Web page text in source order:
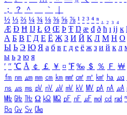
；
？ ＾ ｀
½ ⅓ ⅔ ¼ ¾ ⅛ ⅜ ⅝ ⅞ ¹ ² ³ ⁴ ⁿ ₁ ₂ ₃ ₄
Æ Ð Ħ Ĳ Ł Ø Œ Þ Ŧ Ŋ æ đ ð ħ ı ĳ ĸ
А Б В Г Д Е Ё Ж З И Й К Л М Н О
Ы Ь Э Ю Я а б в г д е ё ж з и й к л
ы ь э ю я
′ ″ ℃ Å ￠ ￡ ￥ ¤ ℉ ‰ ＄ ％ Ｆ ￦
㎙ ㎚ ㎛ ㎜ ㎝ ㎞ ㎟ ㎠ ㎡ ㎢ ㏊ ㎍
㎱ ㎲ ㎳ ㎴ ㎵ ㎶ ㎷ ㎸ ㎹ ㎀ ㎁ ㎂
㎒ ㎓ ㎔ Ω ㏀ ㏁ ㎊ ㎋ ㎌ ㏖ ㏅ ㎭
㏃ ㏉ ㏜ ㏆